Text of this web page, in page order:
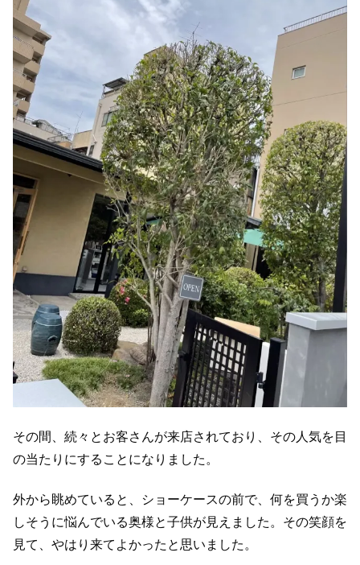
その間、続々とお客さんが来店されており、その人気を目
の当たりにすることになりました。
外から眺めていると、ショーケースの前で、何を買うか楽
しそうに悩んでいる奥様と子供が見えました。その笑顔を
見て、やはり来てよかったと思いました。